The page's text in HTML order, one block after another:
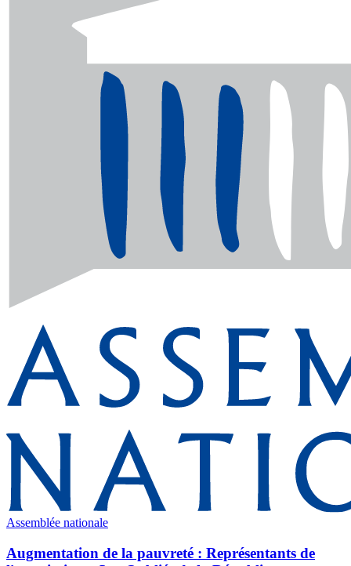
Assemblée nationale
Augmentation de la pauvreté : Représentants de